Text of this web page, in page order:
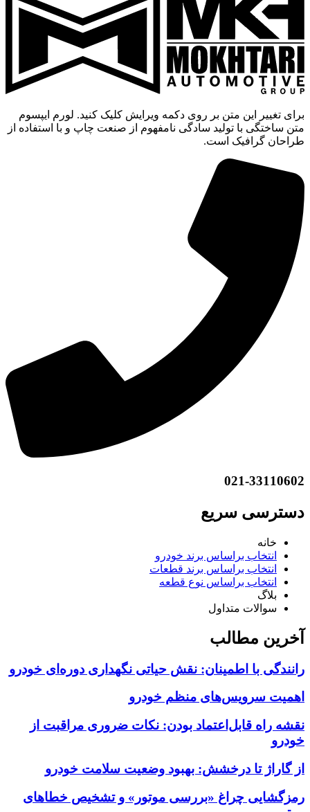
برای تغییر این متن بر روی دکمه ویرایش کلیک کنید. لورم ایپسوم
متن ساختگی با تولید سادگی نامفهوم از صنعت چاپ و با استفاده از
طراحان گرافیک است.
021-33110602
دسترسی سریع
خانه
انتخاب براساس برند خودرو
انتخاب براساس برند قطعات
انتخاب براساس نوع قطعه
بلاگ
سوالات متداول
آخرین مطالب
رانندگی با اطمینان: نقش حیاتی نگهداری دوره‌ای خودرو
اهمیت سرویس‌های منظم خودرو
نقشه راه قابل‌اعتماد بودن: نکات ضروری مراقبت از
خودرو
از گاراژ تا درخشش: بهبود وضعیت سلامت خودرو
رمزگشایی چراغ «بررسی موتور» و تشخیص خطاهای